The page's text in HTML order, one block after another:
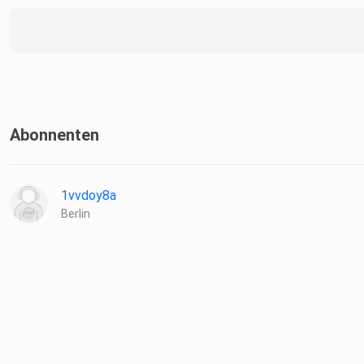
Abonnenten
1vvdoy8a
Berlin